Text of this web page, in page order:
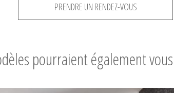
PRENDRE UN RENDEZ-VOUS
pourraient également